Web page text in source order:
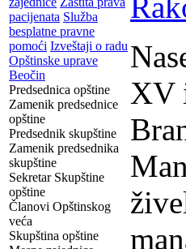
pacijenata Služba
besplatne pravne
pomoći Izveštaji o radu
Opštinske uprave
Beočin
Predsednica opštine
Zamenik predsednice
opštine
Predsednik skupštine
Zamenik predsednika
skupštine
Sekretar Skupštine
opštine
Članovi Opštinskog
veća
Skupština opštine
XV